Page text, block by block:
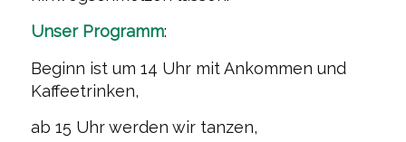
Unser Programm:
Beginn ist um 14 Uhr mit Ankommen und
Kaffeetrinken,
ab 15 Uhr werden wir tanzen,